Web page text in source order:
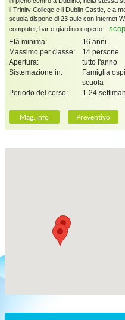
il Trinity College e il Dublin Castle, e a
scuola dispone di 23 aule con internet
computer, bar e giardino coperto.
Età minima:
16 anni
Massimo per classe:
14 persone
Apertura:
tutto l'anno
Sistemazione in:
Famiglia
scuola
Periodo del corso:
1-24
Mag. info Preventivo